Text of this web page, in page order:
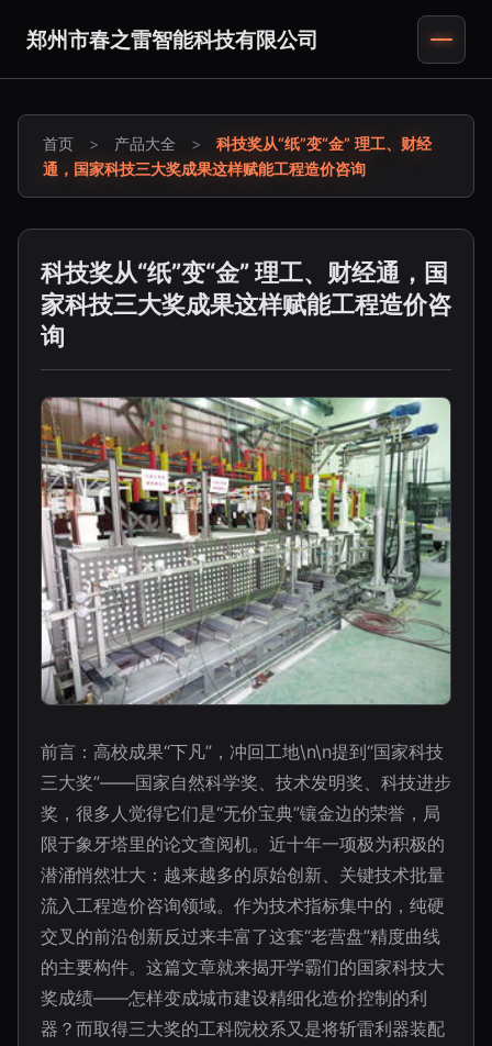
郑州市春之雷智能科技有限公司
首页 > 产品大全 >
科技奖从“纸”变“金” 理工、财经
通，国家科技三大奖成果这样赋能工程造价咨询
科技奖从“纸”变“金” 理工、财经通，国
家科技三大奖成果这样赋能工程造价咨
询
前言：高校成果“下凡”，冲回工地\n\n提到“国家科技
三大奖”——国家自然科学奖、技术发明奖、科技进步
奖，很多人觉得它们是“无价宝典”镶金边的荣誉，局
限于象牙塔里的论文查阅机。近十年一项极为积极的
潜涌悄然壮大：越来越多的原始创新、关键技术批量
流入工程造价咨询领域。作为技术指标集中的，纯硬
交叉的前沿创新反过来丰富了这套“老营盘”精度曲线
的主要构件。这篇文章就来揭开学霸们的国家科技大
奖成绩——怎样变成城市建设精细化造价控制的利
器？而取得三大奖的工科院校系又是将斩雷利器装配